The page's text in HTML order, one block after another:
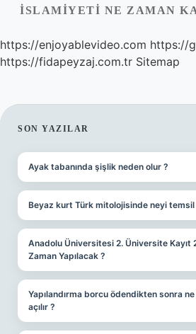
İSLAMIYETI NE ZAMAN
https://enjoyablevideo.com https://
https://fidapeyzaj.com.tr Sitemap
SIDEBAR
SON YAZILAR
Ayak tabanında şişlik neden olur ?
Beyaz kurt Türk mitolojisinde neyi temsil
Anadolu Üniversitesi 2. Üniversite Kayıt
Zaman Yapılacak ?
Yapılandırma borcu ödendikten sonra
açılır ?